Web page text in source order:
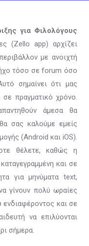
για Φιλολόγους
(Zello app) αρχίζει
με ανοιχτή
τόσο σε forum όσο
σημαίνει ότι μας
πραγματικό χρόνο.
άμεσα θα
σας καλούμε εμείς
(Android και iOS).
θέλετε, καθώς η
και σε
για μηνύματα text,
γίνουν πολύ ωραίες
ενδιαφέροντος και σε
να επιλύονται
σήμερα.